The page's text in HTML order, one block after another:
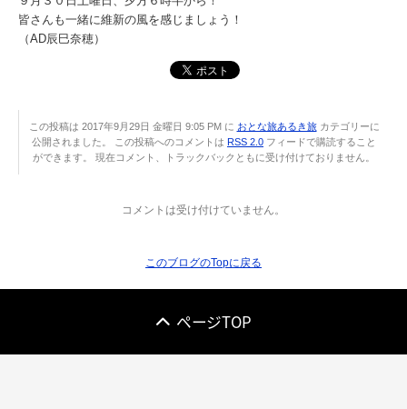
皆さんも一緒に維新の風を感じましょう！
（AD辰巳奈穂）
この投稿は 2017年9月29日 金曜日 9:05 PM に おとな旅あるき旅カテゴリーに
公開されました。 この投稿へのコメントは RSS 2.0 フィードで購読すること
ができます。 現在コメント、トラックバックともに受け付けておりません。
コメントは受け付けていません。
このブログのTopに戻る
ページTOP